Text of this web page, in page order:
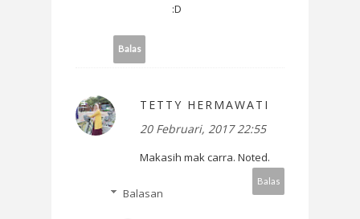
:D
Balas
TETTY HERMAWATI
20 Februari, 2017 22:55
Makasih mak carra. Noted.
Balas
Balasan